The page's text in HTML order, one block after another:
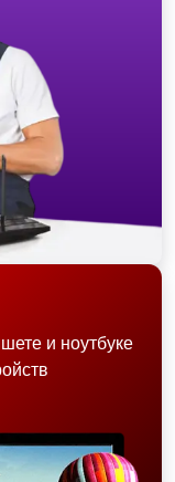
и ноутбуке